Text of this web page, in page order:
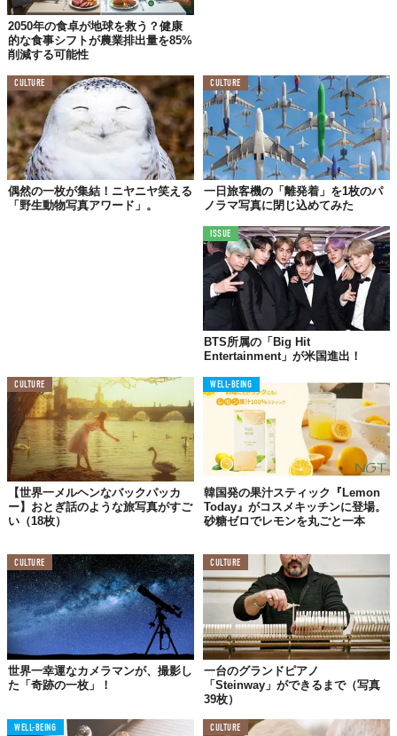
一般的な写真スタジオが撮影の品質に特化しているのに対し、
『YU1L』は「プロによる本格韓国メイクと撮影」を組み合わせる
ことで、明確な違いを打ち出す。
その信頼性を支えるのが、韓国の有名美容サロン「JOY187」と
の提携だ。
ど、数多くの著名人を担当してきた実績を持つ。そこで培われた
最先端の技術やノウハウが、証明写真専用のメイクとして提供さ
れる。これまでメイクにこだわりたくても、その受け皿がなかっ
© 株式会社シルキースタイル
2050年の食卓が地球を救う？健康
的な食事シフトが農業排出量を85%
削減する可能性
CULTURE
偶然の一枚が集結！ニヤニヤ笑える
「野生動物写真アワード」。
CULTURE
一日旅客機の「離発着」を1枚のパ
ノラマ写真に閉じ込めてみた
ISSUE
BTS所属の「Big Hit
Entertainment」が米国進出！
CULTURE
【世界一メルヘンなバックパッカ
ー】おとぎ話のような旅写真がすご
い（18枚）
WELL-BEING
韓国発の果汁スティック『Lemon
Today』がコスメキッチンに登場。
砂糖ゼロでレモンを丸ごと一本
CULTURE
世界一幸運なカメラマンが、撮影し
た「奇跡の一枚」！
CULTURE
一台のグランドピアノ
「Steinway」ができるまで（写真
39枚）
WELL-BEING CULTURE